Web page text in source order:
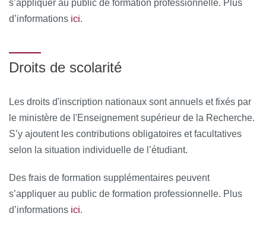
s’appliquer au public de formation professionnelle. Plus
d’informations ici.
Droits de scolarité
Les droits d'inscription nationaux sont annuels et fixés par
le ministère de l'Enseignement supérieur de la Recherche.
S’y ajoutent les contributions obligatoires et facultatives
selon la situation individuelle de l’étudiant.
Des frais de formation supplémentaires peuvent
s’appliquer au public de formation professionnelle. Plus
d’informations ici.